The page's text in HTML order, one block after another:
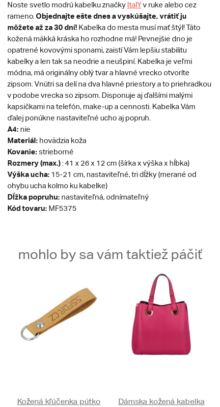
Noste svetlo modrú kabelku značky ItalYv ruke alebo cez
rameno. Objednajte ešte dnes a vyskúšajte, vrátiť ju
môžete až za 30 dní! Kabelka do mesta musí mať štýl! Táto
kožená mäkká kráska ho rozhodne má! Pevnejšie dno je
opatrené kovovými sponami, zaistí Vám lepšiu stabilitu
kabelky a len tak sa neodrie a neušpiní. Kabelka je veľmi
módna, má originálny oblý tvar a hlavné vrecko otvoríte
zipsom. Vnútri sa delí na dva hlavné priestory a to priehradkou
v podobe vrecka so zipsom. Disponuje aj ďalšími malými
kapsičkami na telefón, make-up a cennosti. Kabelka Vám
ďalej ponúkne nastaviteľné ucho aj popruh.
A4: nie
Materiál: hovädzia koža
Kovanie: strieborné
Rozmery (max.) : 41 x 26 x 12 cm (šírka x výška x hĺbka)
Výška ucha: 15-21 cm, nastaviteľné, tri dĺžky (merané od
ohybu ucha kolmo ku kabelke)
Dĺžka popruhu: nastaviteľná, odnímateľný
Kód tovaru: MF5375
mohlo by sa vám taktiež páčiť
Kožená kľúčenka pútko
Dámska kožená kabelka